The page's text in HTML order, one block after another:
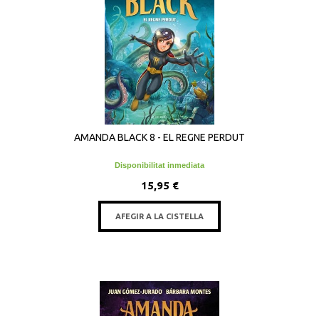
AMANDA BLACK 8 - EL REGNE PERDUT
Disponibilitat inmediata
15,95 €
AFEGIR A LA CISTELLA